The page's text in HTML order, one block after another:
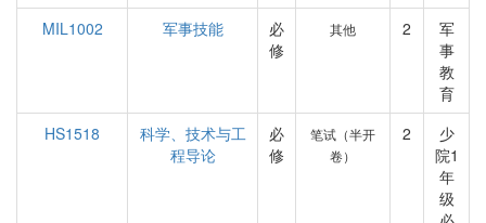
MIL1002
军事技能
必
修
其他 2
军
事
教
育
HS1518
科学、技术与工
程导论
必
修
笔试（半开
卷）
2
少
院1
年
级